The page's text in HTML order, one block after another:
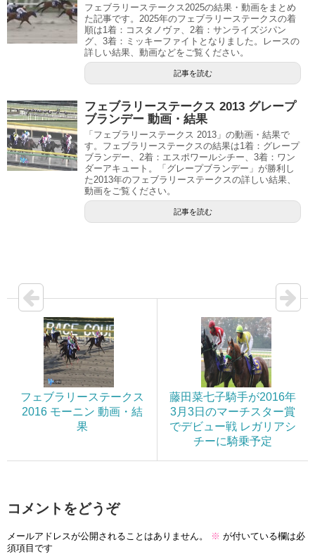
フェブラリーステークス2025の結果・動画をまとめ
た記事です。2025年のフェブラリーステークスの着
順は1着：コスタノヴァ、2着：サンライズジパン
グ、3着：ミッキーファイトとなりました。レースの
詳しい結果、動画などをご覧ください。
記事を読む
フェブラリーステークス 2013 グレープ
ブランデー 動画・結果
「フェブラリーステークス 2013」の動画・結果で
す。フェブラリーステークスの結果は1着：グレープ
ブランデー、2着：エスポワールシチー、3着：ワン
ダーアキュート。「グレープブランデー」が勝利し
た2013年のフェブラリーステークスの詳しい結果、
動画をご覧ください。
記事を読む
フェブラリーステークス
2016 モーニン 動画・結
果
藤田菜七子騎手が2016年
3月3日のマーチスター賞
でデビュー戦 レガリアシ
チーに騎乗予定
コメントをどうぞ
メールアドレスが公開されることはありません。 ※ が付いている欄は必
須項目です